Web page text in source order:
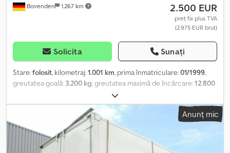
Bovenden 1.267 km 2.500 EUR
preț fix plus TVA
(2.975 EUR brut)
Solicita Sunați
Stare:folosit, kilometraj:1.001 km, prima înmatriculare:01/1999,
greutatea goală: 3.200 kg, greutatea maximă de încărcare:12.800
, culoare:
de angrenaj:altul, lungimea spațiului de încărcare:7.450 mm,
lățimea spațiului de încărcare:
2.450 mm
, înălțime spațiu de
încărcare:
2.690 mm, An de fabricație:
Bovenden, uși portal, șine de ancorare Construcție: Caroserie
swap Sommer pentru transport mobilă. ACCESORIILE
Anunț mic